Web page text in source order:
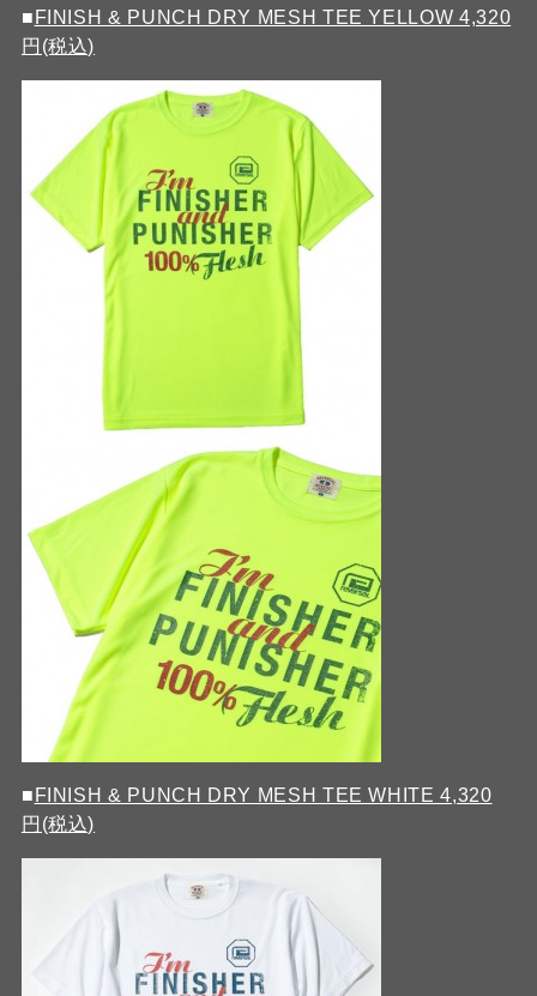
■ FINISH & PUNCH DRY MESH TEE YELLOW 4,320
円(税込)
■ FINISH & PUNCH DRY MESH TEE WHITE 4,320
円(税込)